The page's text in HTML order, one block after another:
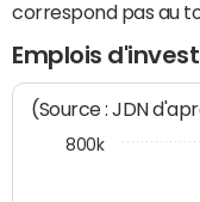
correspond pas au
Emplois
(Source : JDN
800k